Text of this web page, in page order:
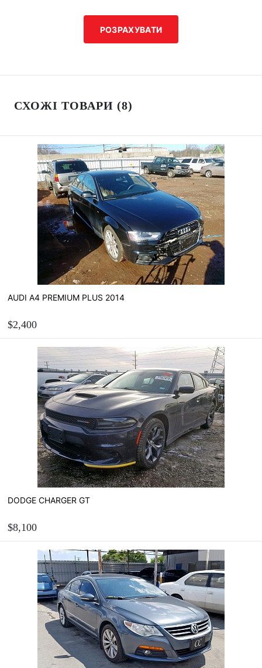
РОЗРАХУВАТИ
СХОЖІ ТОВАРИ (8)
AUDI A4 PREMIUM PLUS 2014
$2,400
ЗАМОВИТИ
Розрахувати вартість пригону
DODGE CHARGER GT
$8,100
ЗАМОВИТИ
Розрахувати вартість пригону